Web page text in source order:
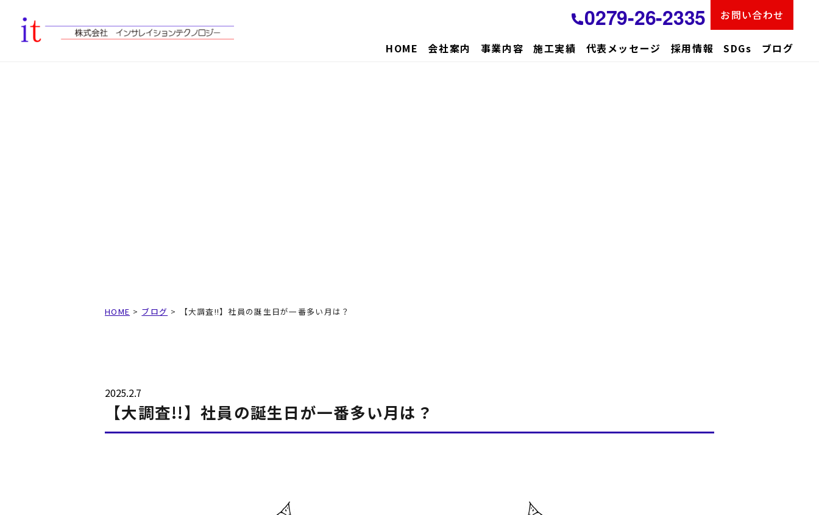
0279-26-2335 お問い合わせ
HOME 会社案内 事業内容 施工実績 代表メッセージ 採用情報 SDGs ブログ
HOME ブログ 【大調査!!】社員の誕生日が一番多い月は？
2025.2.7
【大調査!!】社員の誕生日が一番多い月は？